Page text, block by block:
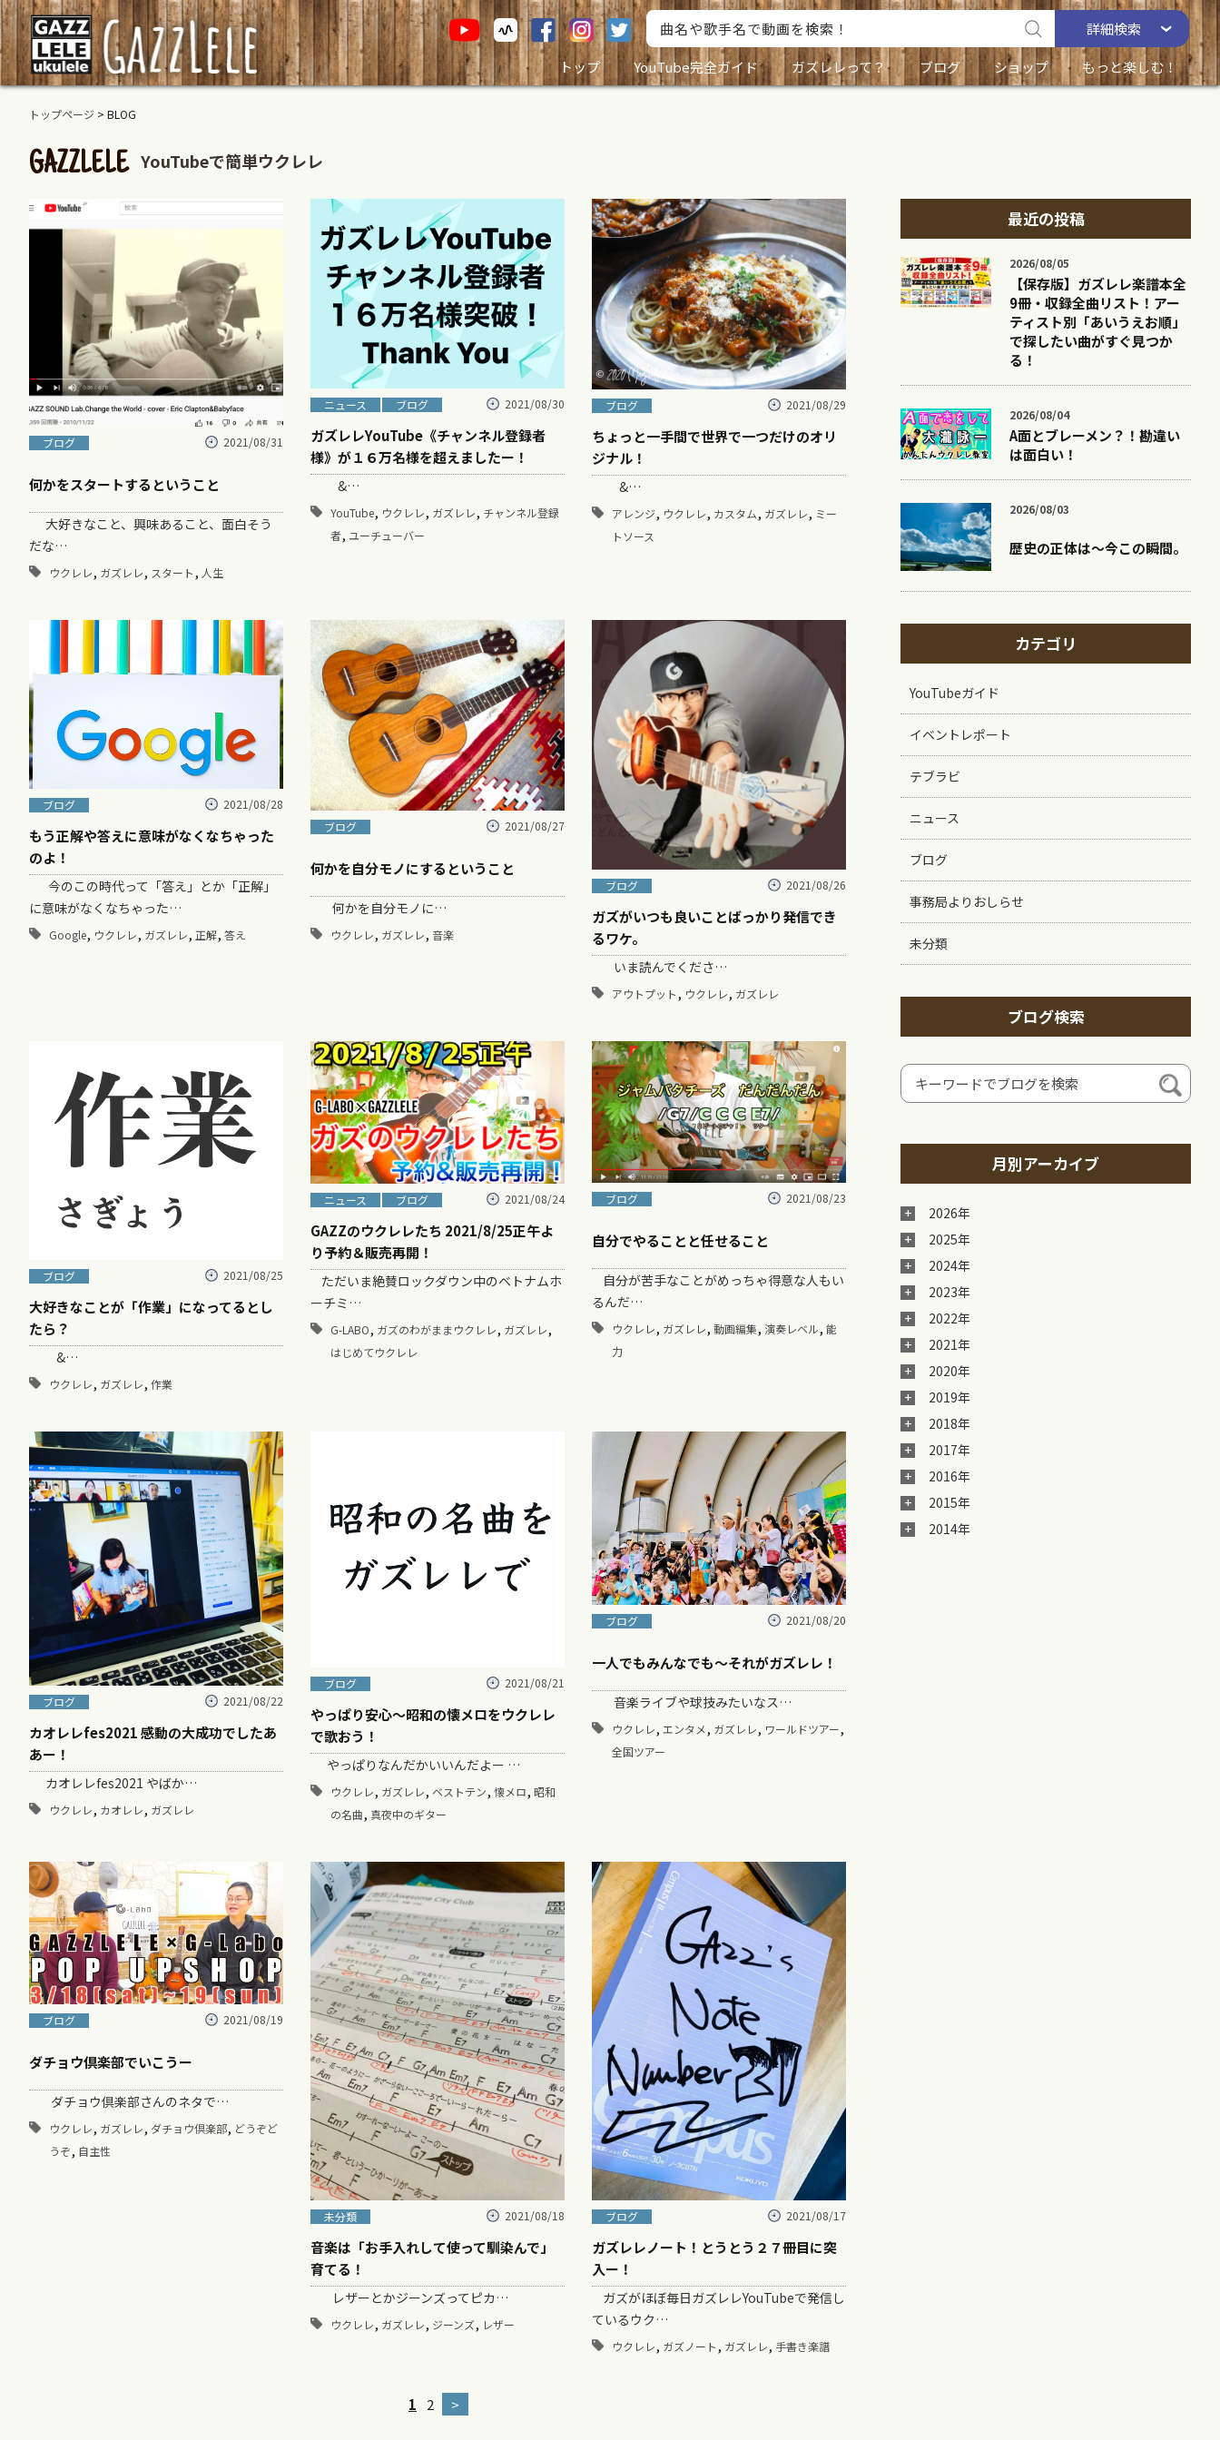
詳細検索
トップ
YouTube完全ガイド ガズレレって？ ブログ ショップ もっと楽しむ！
トップページ > BLOG
GAZZLELE YouTubeで簡単ウクレレ
ブログ 2021/08/31
何かをスタートするということ
大好きなこと、興味あること、面白そう
だな…
ウクレレ, ガズレレ, スタート , 人生
ニュース ブログ 2021/08/30
ガズレレYouTube《チャンネル登録者
様》が１６万名様を超えましたー！
&…
YouTube, ウクレレ, ガズレレ, チャンネル登録
者, ユーチューバー
ブログ 2021/08/29
ちょっと一手間で世界で一つだけのオリ
ジナル！
&…
アレンジ, ウクレレ, カスタム, ガズレレ, ミー
トソース
ブログ 2021/08/28
もう正解や答えに意味がなくなちゃった
のよ！
今のこの時代って「答え」とか「正解」
に意味がなくなちゃった…
Google, ウクレレ, ガズレレ, 正解, 答え
ブログ 2021/08/27
何かを自分モノにするということ
何かを自分モノに…
ウクレレ, ガズレレ, 音楽
ブログ 2021/08/26
ガズがいつも良いことばっかり発信でき
るワケ。
いま読んでくださ…
アウトプット , ウクレレ, ガズレレ
ブログ 2021/08/25
大好きなことが「作業」になってるとし
たら？
&…
ウクレレ, ガズレレ, 作業
ニュース ブログ 2021/08/24
GAZZのウクレレたち 2021/8/25正午よ
り予約＆販売再開！
ただいま絶賛ロックダウン中のベトナムホ
ーチミ…
G-LABO, ガズのわがままウクレレ, ガズレレ,
はじめてウクレレ
ブログ 2021/08/23
自分でやることと任せること
自分が苦手なことがめっちゃ得意な人もい
るんだ…
ウクレレ, ガズレレ, 動画編集, 演奏レベル, 能
力
ブログ 2021/08/22
カオレレfes2021 感動の大成功でしたあ
あー！
カオレレfes2021 やばか…
ウクレレ, カオレレ, ガズレレ
ブログ 2021/08/21
やっぱり安心〜昭和の懐メロをウクレレ
で歌おう！
やっぱりなんだかいいんだよー …
ウクレレ, ガズレレ, ベストテン, 懐メロ, 昭和
の名曲, 真夜中のギター
ブログ 2021/08/20
一人でもみんなでも〜それがガズレレ！
音楽ライブや球技みたいなス…
ウクレレ, エンタメ, ガズレレ, ワールドツアー,
全国ツアー
ブログ 2021/08/19
ダチョウ倶楽部でいこうー
ダチョウ倶楽部さんのネタで…
ウクレレ, ガズレレ, ダチョウ倶楽部, どうぞど
うぞ, 自主性
未分類 2021/08/18
音楽は「お手入れして使って馴染んで」
育てる！
レザーとかジーンズってピカ…
ウクレレ, ガズレレ, ジーンズ, レザー
ブログ 2021/08/17
ガズレレノート！とうとう２７冊目に突
入ー！
ガズがほぼ毎日ガズレレYouTubeで発信し
ているウク…
ウクレレ, ガズノート, ガズレレ, 手書き楽譜
1 2 >
最近の投稿
2026/08/05
【保存版】ガズレレ楽譜本全
9冊・収録全曲リスト！アー
ティスト別「あいうえお順」
で探したい曲がすぐ見つか
る！
2026/08/04
A面とブレーメン？！勘違い
は面白い！
2026/08/03
歴史の正体は〜今この瞬間。
カテゴリ
YouTubeガイド
イベントレポート
テブラビ
ニュース
ブログ
事務局よりおしらせ
未分類
ブログ検索
月別アーカイブ
2026年
2025年
2024年
2023年
2022年
2021年
2020年
2019年
2018年
2017年
2016年
2015年
2014年